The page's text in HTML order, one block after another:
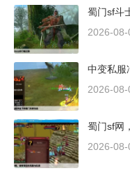
蜀门sf斗
2026-
中变私服
2026-08-
蜀门sf网
2026-08-